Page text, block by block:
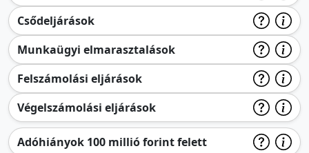
Csődeljárások
Munkaügyi elmarasztalások
Felszámolási eljárások
Végelszámolási eljárások
Adóhiányok 100 millió forint felett